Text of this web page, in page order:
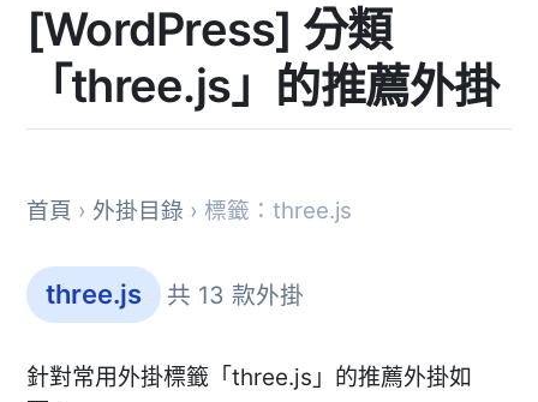
[WordPress] 分類
「three.js」的推薦外掛
首頁 › 外掛目錄 › 標籤：three.js
three.js 共 13 款外掛
針對常用外掛標籤「three.js」的推薦外掛如